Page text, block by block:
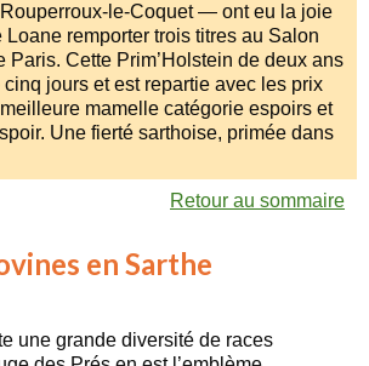
le-Coquet — ont eu la joie
remporter trois titres au Salon
Paris. Cette Prim’Holstein de deux ans
jours et est repartie avec les prix
mamelle catégorie espoirs et
Une fierté sarthoise, primée dans
Retour au sommaire
en Sarthe
une grande diversité de races